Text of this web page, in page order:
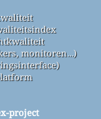
monitoren…)
project